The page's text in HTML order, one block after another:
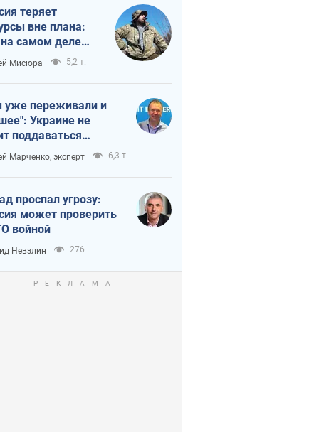
теряет
вне плана:
на самом деле
темп войны
Мисюра 5,2 т.
переживали и
Украине не
поддаваться
из-за
террора
Марченко, эксперт 6,3 т.
проспал угрозу:
может проверить
войной
Невзлин 276